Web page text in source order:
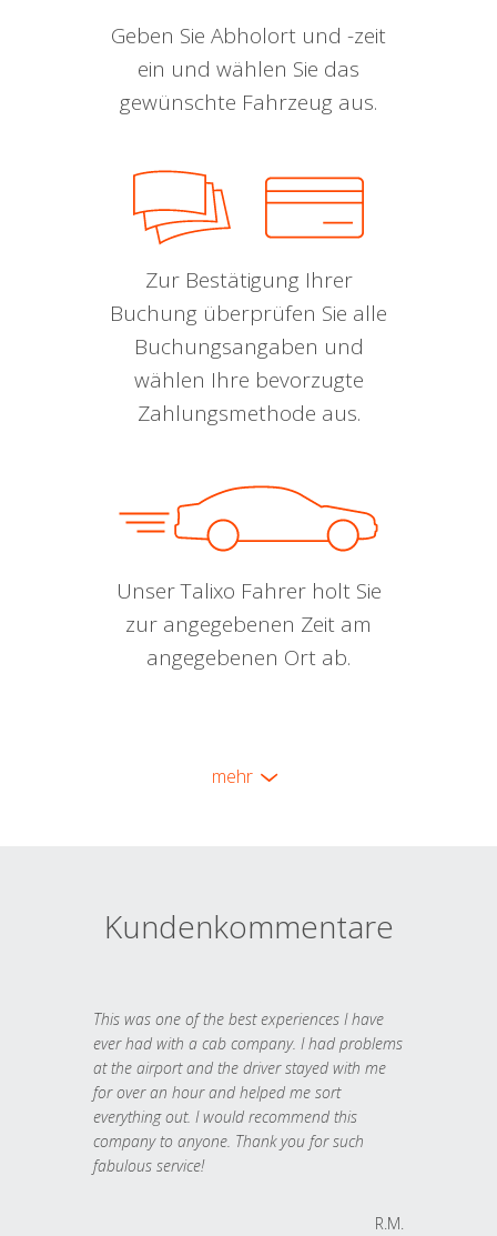
Geben Sie Abholort und -zeit
ein und wählen Sie das
gewünschte Fahrzeug aus.
Zur Bestätigung Ihrer
Buchung überprüfen Sie alle
Buchungsangaben und
wählen Ihre bevorzugte
Zahlungsmethode aus.
Unser Talixo Fahrer holt Sie
zur angegebenen Zeit am
angegebenen Ort ab.
mehr
Kundenkommentare
This was one of the best experiences I have
ever had with a cab company. I had problems
at the airport and the driver stayed with me
for over an hour and helped me sort
everything out. I would recommend this
company to anyone. Thank you for such
fabulous service!
R.M.